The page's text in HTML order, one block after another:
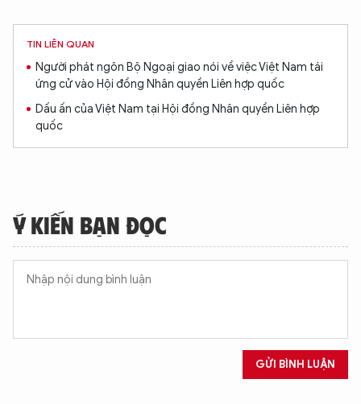
TIN LIÊN QUAN
Người phát ngôn Bộ Ngoại giao nói về việc Việt Nam tái
ứng cử vào Hội đồng Nhân quyền Liên hợp quốc
Dấu ấn của Việt Nam tại Hội đồng Nhân quyền Liên hợp
quốc
Ý KIẾN BẠN ĐỌC
GỬI BÌNH LUẬN